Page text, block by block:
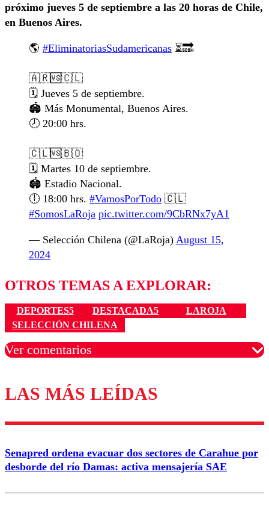
próximo jueves 5 de septiembre a las 20 horas de Chile,
en Buenos Aires.
🌎 #EliminatoriasSudamericanas ⏳🔜
🇦🇷🆚🇨🇱
🗓️ Jueves 5 de septiembre.
🏟️ Más Monumental, Buenos Aires.
🕗 20:00 hrs.
🇨🇱🆚🇧🇴
🗓️ Martes 10 de septiembre.
🏟️ Estadio Nacional.
🕕 18:00 hrs. #VamosPorTodo 🇨🇱
#SomosLaRoja pic.twitter.com/9CbRNx7yA1
— Selección Chilena (@LaRoja) August 15,
2024
OTROS TEMAS A EXPLORAR:
DEPORTES5 DESTACADA5
LAROJA
SELECCIÓN CHILENA
Ver comentarios
Los comentarios son moderados para garantizar un
diálogo respetuoso.
Correo
LAS MÁS LEÍDAS
Senapred ordena evacuar dos sectores de Carahue por
desborde del río Damas: activa mensajería SAE